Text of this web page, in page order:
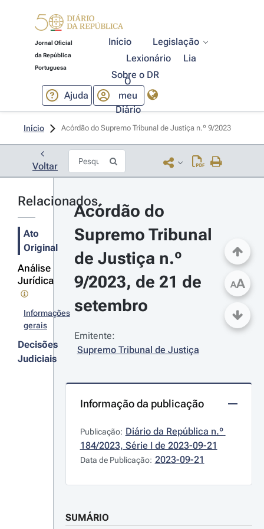
Jornal Oficial
da República
Portuguesa
Início
Legislação
Lexionário
Lia
Sobre o DR
Ajuda
O
meu
Diário
Início Acórdão do Supremo Tribunal de Justiça n.º 9/2023
Voltar
Relacionados
Ato
Original
Análise
Jurídica
Informações
gerais
Decisões
Judiciais
Acórdão do
Supremo Tribunal
de Justiça n.º
9/2023, de 21 de
setembro
Emitente:
Supremo Tribunal de Justiça
Informação da publicação
Publicação: Diário da República n.º
184/2023, Série I de 2023-09-21
Data de Publicação: 2023-09-21
SUMÁRIO
AA